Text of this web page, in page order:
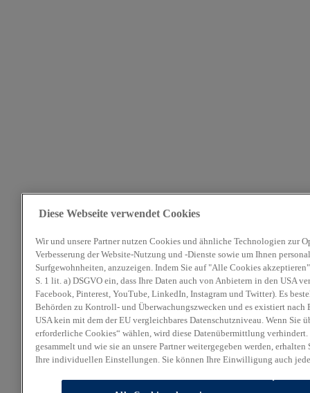
Diese Webseite verwendet Cookies
Wir und unsere Partner nutzen Cookies und ähnliche Technologien zur
Verbesserung der Website-Nutzung und -Dienste sowie um Ihnen
Surfgewohnheiten, anzuzeigen. Indem Sie auf "Alle Cookies
S. 1 lit. a) DSGVO ein, dass Ihre Daten auch von Anbietern in den USA
Facebook, Pinterest, YouTube, LinkedIn, Instagram und Twitter). Es
Behörden zu Kontroll- und Überwachungszwecken und es existiert nach
USA kein mit dem der EU vergleichbares Datenschutzniveau. Wenn Sie
erforderliche Cookies“ wählen, wird diese Datenübermittlung
gesammelt und wie sie an unsere Partner weitergegeben werden,
Ihre individuellen Einstellungen. Sie können Ihre Einwilligung auch